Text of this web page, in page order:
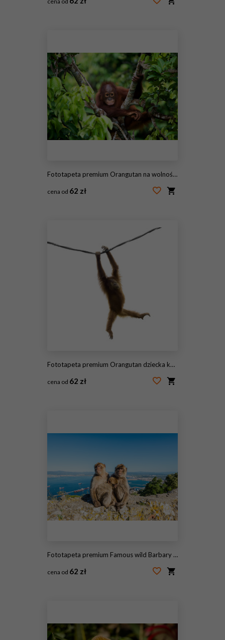
Fototapeta premium Orangutan na wolności. Indonezja. Wyspa Kalimantan (Borneo). Doskonała ilustracja.
cena od 62 zł
Fototapeta premium Orangutan dziecka kołysząc się na liny w zabawnej pozie na białym tle
cena od 62 zł
Fototapeta premium Famous wild Barbary macaques family that are relaxing in Gibraltar Rock
cena od 62 zł